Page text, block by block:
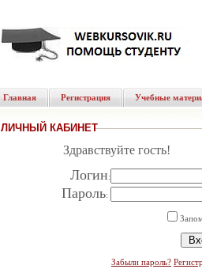
Главная Регистрация Учебные
ЛИЧНЫЙ КАБИНЕТ
Здравствуйте гость!
Логин:
Пароль:
Забыли пароль?